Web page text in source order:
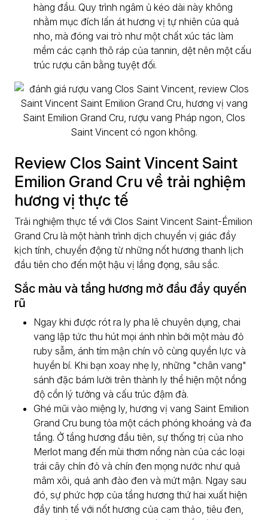
hàng đầu. Quy trình ngâm ủ kéo dài này không
nhằm mục đích lấn át hương vị tự nhiên của quả
nho, mà đóng vai trò như một chất xúc tác làm
mềm các cạnh thô ráp của tannin, dệt nên một cấu
trúc rượu cân bằng tuyệt đối.
Review Clos Saint Vincent Saint
Emilion Grand Cru về trải nghiệm
hương vị thực tế
Trải nghiệm thực tế với Clos Saint Vincent Saint-Émilion
Grand Cru là một hành trình dịch chuyển vị giác đầy
kịch tính, chuyển động từ những nốt hương thanh lịch
đầu tiên cho đến một hậu vị lắng đọng, sâu sắc.
Sắc màu và tầng hương mở đầu đầy quyến
rũ
Ngay khi được rót ra ly pha lê chuyên dụng, chai
vang lập tức thu hút mọi ánh nhìn bởi một màu đỏ
ruby sẫm, ánh tím mận chín vô cùng quyền lực và
huyền bí. Khi bạn xoay nhẹ ly, những "chân vang"
sánh đặc bám lười trên thành ly thể hiện một nồng
độ cồn lý tưởng và cấu trúc đậm đà.
Ghé mũi vào miệng ly, hương vị vang Saint Emilion
Grand Cru bung tỏa một cách phóng khoáng và đa
tầng. Ở tầng hương đầu tiên, sự thống trị của nho
Merlot mang đến mùi thơm nồng nàn của các loại
trái cây chín đỏ và chín đen mọng nước như quả
mâm xôi, quả anh đào đen và mứt mận. Ngay sau
đó, sự phức hợp của tầng hương thứ hai xuất hiện
đầy tinh tế với nốt hương của cam thảo, tiêu đen,